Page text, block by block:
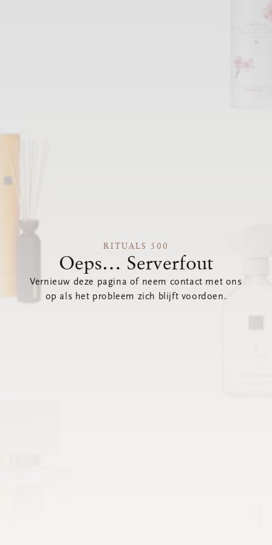
RITUALS 500
Oeps… Serverfout
Vernieuw deze pagina of neem contact met ons
op als het probleem zich blijft voordoen.